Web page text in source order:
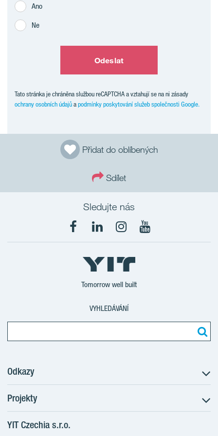
Přidat do oblíbených
Sdílet
Ano
Ne
Odeslat
Tato stránka je chráněna službou reCAPTCHA a vztahují se na ni zásady
ochrany osobních údajůapodmínky poskytování služeb společnosti Google.
Sledujte nás
Tomorrow well built
VYHLEDÁVÁNÍ
Odkazy
Postup koupě
Klientské změny
Aktuality
Projekty
RANTA Barrandov III
YIT Czechia s.r.o.